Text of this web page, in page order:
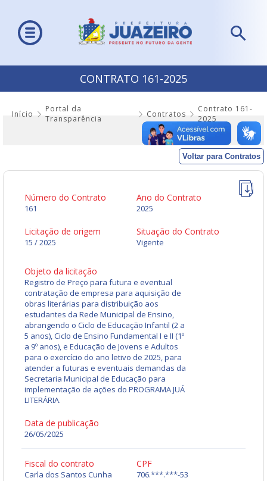
CONTRATO 161-2025
Início
Portal da
Transparência
Contratos
Contrato 161-
2025
Voltar para Contratos
Número do Contrato
161
Ano do Contrato
2025
Licitação de origem
15 / 2025
Situação do Contrato
Vigente
Objeto da licitação
Registro de Preço para futura e eventual
contratação de empresa para aquisição de
obras literárias para distribuição aos
estudantes da Rede Municipal de Ensino,
abrangendo o Ciclo de Educação Infantil (2 a
5 anos), Ciclo de Ensino Fundamental I e II (1º
a 9º anos), e Educação de Jovens e Adultos
para o exercício do ano letivo de 2025, para
atender a futuras e eventuais demandas da
Secretaria Municipal de Educação para
implementação de ações do PROGRAMA JUÁ
LITERÁRIA.
Data de publicação
26/05/2025
Fiscal do contrato
Carla dos Santos Cunha
CPF
706.***.***-53